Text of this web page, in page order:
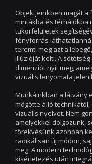
Objektjeinkben magát a
mintákba és térhálókba
tükörfelületek
fényforrás
teremti meg azt a
illúzióját kelti. A
dimenziót nyit meg,
vizuális lenyomata
Munkáinkban a látvány
mögötte álló
vizuális nyelvet. Nem
amelyekkel dolgozunk,
törekvésünk azonban
radikálisan új módon,
meg. A modern
kísérletezés után